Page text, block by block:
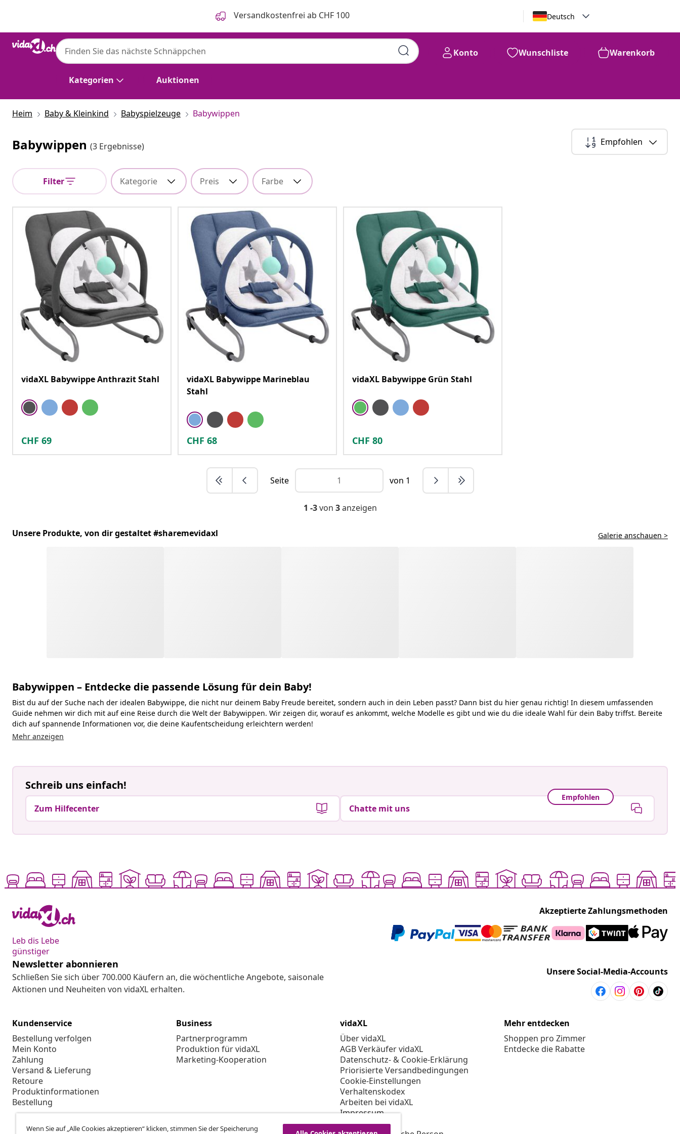
Versandkostenfrei ab CHF 100 Deutsch
Kategorien Auktionen
Konto Wunschliste Warenkorb
Heim Baby & Kleinkind Babyspielzeuge Babywippen
Babywippen (3 Ergebnisse) Empfohlen
Filter Kategorie Preis Farbe
vidaXL Babywippe Anthrazit Stahl
CHF 69
vidaXL Babywippe Marineblau
Stahl
CHF 68
vidaXL Babywippe Grün Stahl
CHF 80
Seite von 1
1 -3von 3anzeigen
Unsere Produkte, von dir gestaltet #sharemevidaxl Galerie anschauen >
Babywippen – Entdecke die passende Lösung für dein Baby!
Bist du auf der Suche nach der idealen Babywippe, die nicht nur deinem Baby Freude bereitet, sondern auch in dein Leben passt? Dann bist du hier genau richtig! In diesem umfassenden
Guide nehmen wir dich mit auf eine Reise durch die Welt der Babywippen. Wir zeigen dir, worauf es ankommt, welche Modelle es gibt und wie du die ideale Wahl für dein Baby triffst. Bereite
dich auf spannende Informationen vor, die deine Kaufentscheidung erleichtern werden!
Mehr anzeigen
Schreib uns einfach!
Zum Hilfecenter
Empfohlen
Chatte mit uns
Leb dis Lebe
günstiger
Akzeptierte Zahlungsmethoden
Newsletter abonnieren
Schließen Sie sich über 700.000 Käufern an, die wöchentliche Angebote, saisonale
Aktionen und Neuheiten von vidaXL erhalten.
Unsere Social-Media-Accounts
Kundenservice
Bestellung verfolgen
Mein Konto
Zahlung
Versand & Lieferung
Retoure
Produktinformationen
Bestellung
Business
Partnerprogramm
Produktion für vidaXL
Marketing-Kooperation
vidaXL
Über vidaXL
AGB Verkäufer vidaXL
Datenschutz- & Cookie-Erklärung
Priorisierte Versandbedingungen
Cookie-Einstellungen
Verhaltenskodex
Arbeiten bei vidaXL
Impressum
Sicherheit
Mehr entdecken
Shoppen pro Zimmer
Entdecke die Rabatte
Wenn Sie auf „Alle Cookies akzeptieren“ klicken, stimmen Sie der Speicherung